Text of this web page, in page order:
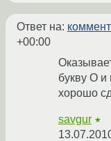
Ответ на:
+00:00
букву О и
хорошо
savgur ★